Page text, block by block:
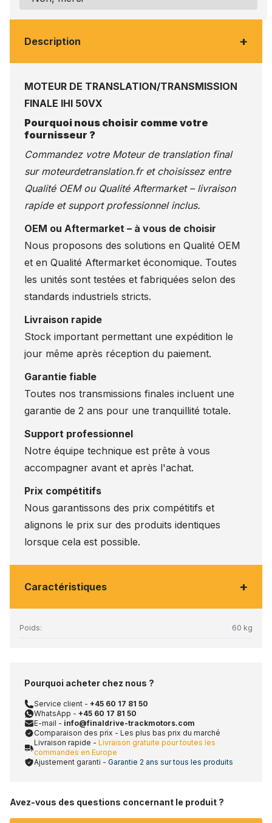
Description +
MOTEUR DE TRANSLATION/TRANSMISSION
FINALE IHI 50VX
Pourquoi nous choisir comme votre
fournisseur ?
Commandez votre Moteur de translation final
sur moteurdetranslation.fret choisissez entre
Qualité OEM ou Qualité Aftermarket – livraison
rapide et support professionnel inclus.
OEM ou Aftermarket – à vous de choisir
Nous proposons des solutions en Qualité OEM
et en Qualité Aftermarket économique. Toutes
les unités sont testées et fabriquées selon des
standards industriels stricts.
Livraison rapide
Stock important permettant une expédition le
jour même après réception du paiement.
Garantie fiable
Toutes nos transmissions finales incluent une
garantie de 2 ans pour une tranquillité totale.
Support professionnel
Notre équipe technique est prête à vous
accompagner avant et après l'achat.
Prix compétitifs
Nous garantissons des prix compétitifs et
alignons le prix sur des produits identiques
lorsque cela est possible.
Caractéristiques +
Poids: 60 kg
Pourquoi acheter chez nous ?
Service client - +45 60 17 81 50
WhatsApp - +45 60 17 81 50
E-mail - info@finaldrive-trackmotors.com
Comparaison des prix - Les plus bas prix du marché
Livraison rapide - Livraison gratuite pour toutes les
commandes en Europe
Ajustement garanti - Garantie 2 ans sur tous les produits
Avez-vous des questions concernant le produit ?